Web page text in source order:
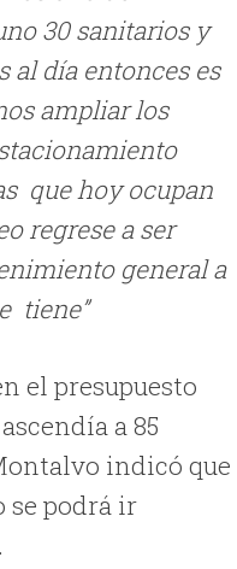
30 sanitarios y
al día entonces es
ampliar los
que hoy ocupan
regrese a ser
general a
tiene”
el presupuesto
a 85
indicó que
se podrá ir